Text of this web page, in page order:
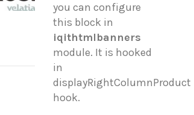
you can configure
this block in
iqithtmlbanners
module. It is hooked
in
displayRightColumnProduct
hook.